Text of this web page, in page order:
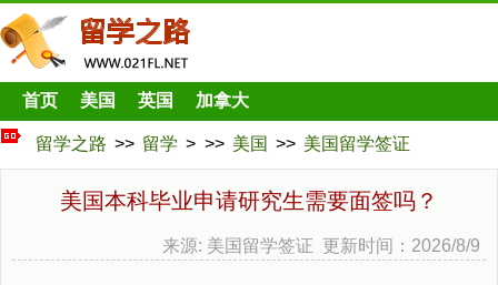
首页 美国 英国 加拿大
留学之路 >> 留学 > >> 美国 >> 美国留学签证
美国本科毕业申请研究生需要面签吗？
来源: 美国留学签证 更新时间：2026/8/9